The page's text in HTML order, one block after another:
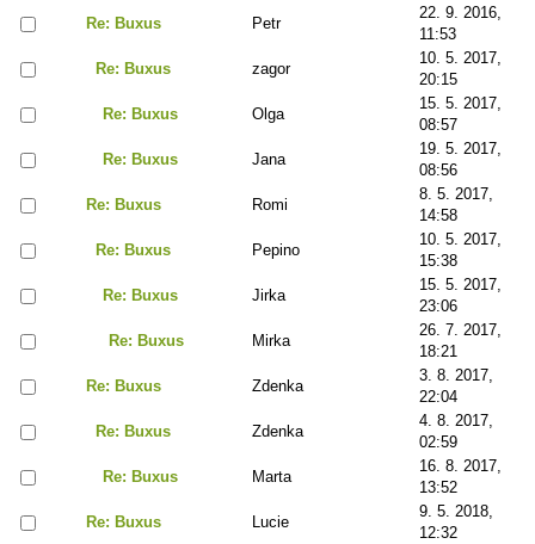
Re: Buxus
Petr
22. 9. 2016,
11:53
Re: Buxus
zagor
10. 5. 2017,
20:15
Re: Buxus
Olga
15. 5. 2017,
08:57
Re: Buxus
Jana
19. 5. 2017,
08:56
Re: Buxus
Romi
8. 5. 2017,
14:58
Re: Buxus
Pepino
10. 5. 2017,
15:38
Re: Buxus
Jirka
15. 5. 2017,
23:06
Re: Buxus
Mirka
26. 7. 2017,
18:21
Re: Buxus
Zdenka
3. 8. 2017,
22:04
Re: Buxus
Zdenka
4. 8. 2017,
02:59
Re: Buxus
Marta
16. 8. 2017,
13:52
Re: Buxus
Lucie
9. 5. 2018,
12:32